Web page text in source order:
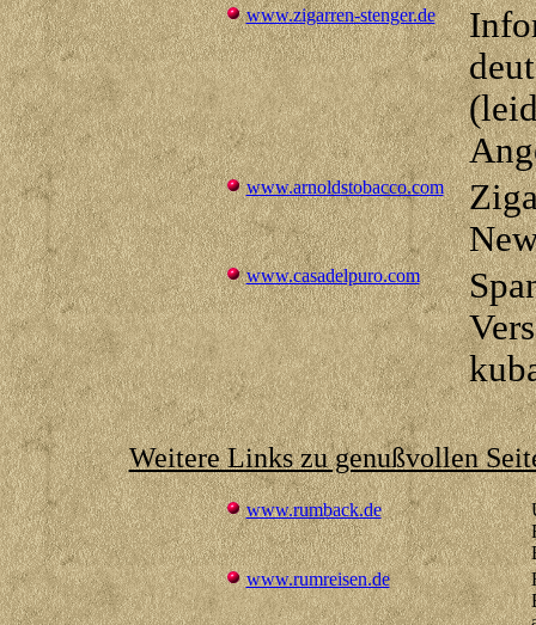
www.zigarren-stenger.de
www.arnoldstobacco.com
www.casadelpuro.com
Weitere Links zu genußvollen
www.rumback.de
www.rumreisen.de